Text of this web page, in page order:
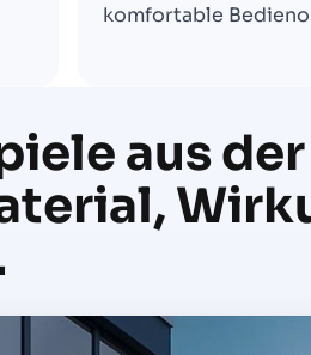
komfortable
aus